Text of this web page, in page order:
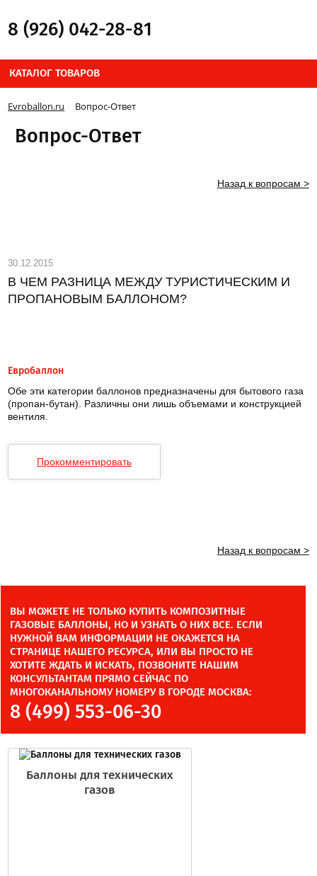
8 (926) 042-28-81
КАТАЛОГ ТОВАРОВ
Evroballon.ru Вопрос-Ответ
Вопрос-Ответ
Назад к вопросам >
30.12.2015
В ЧЕМ РАЗНИЦА МЕЖДУ ТУРИСТИЧЕСКИМ И
ПРОПАНОВЫМ БАЛЛОНОМ?
Евробаллон
Обе эти категории баллонов предназначены для бытового газа
(пропан-бутан). Различны они лишь объемами и конструкцией
вентиля.
Прокомментировать
Назад к вопросам >
ВЫ МОЖЕТЕ НЕ ТОЛЬКО КУПИТЬ КОМПОЗИТНЫЕ
ГАЗОВЫЕ БАЛЛОНЫ, НО И УЗНАТЬ О НИХ ВСЕ. ЕСЛИ
НУЖНОЙ ВАМ ИНФОРМАЦИИ НЕ ОКАЖЕТСЯ НА
СТРАНИЦЕ НАШЕГО РЕСУРСА, ИЛИ ВЫ ПРОСТО НЕ
ХОТИТЕ ЖДАТЬ И ИСКАТЬ, ПОЗВОНИТЕ НАШИМ
КОНСУЛЬТАНТАМ ПРЯМО СЕЙЧАС ПО
МНОГОКАНАЛЬНОМУ НОМЕРУ В ГОРОДЕ МОСКВА:
8 (499) 553-06-30
Баллоны для технических
газов